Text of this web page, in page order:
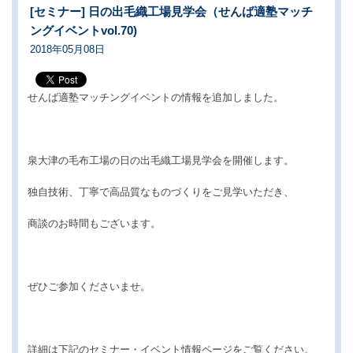
[セミナー] 日の出毛織工場見学会（せんば適塾マッチ
ングイベントvol.70)
2018年05月08日
せんば適塾マッチングイベントの情報を追加しました。
泉大津の毛布工場の日の出毛織工場見学会を開催します。
独自技術、丁寧で高品質なものづくりをご見学いただき、
商談のお時間もございます。
ぜひご参加くださいませ。
詳細は下記のセミナー・イベント情報ページをご覧ください。